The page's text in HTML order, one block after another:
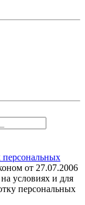
персональных
от 27.07.2006
условиях и для
персональных